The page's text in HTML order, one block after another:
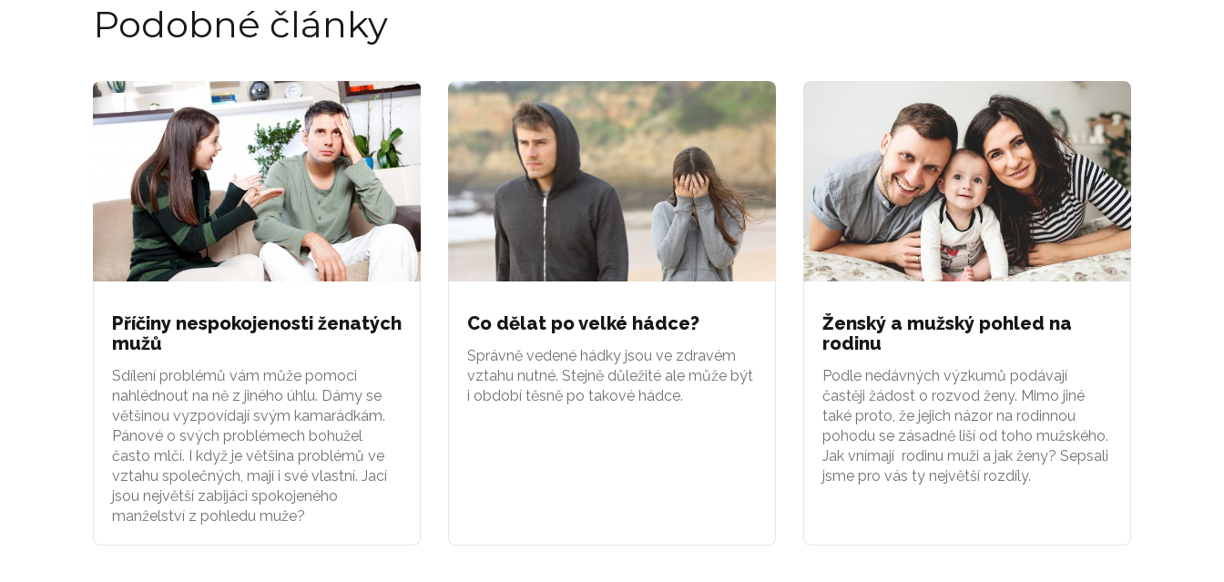
Podobné články
Příčiny nespokojenosti ženatých
mužů
Sdílení problémů vám může pomoci
nahlédnout na ně z jiného úhlu. Dámy se
většinou vyzpovídají svým kamarádkám.
Pánové o svých problémech bohužel
často mlčí. I když je většina problémů ve
vztahu společných, mají i své vlastní. Jací
jsou největší zabijáci spokojeného
manželství z pohledu muže?
Co dělat po velké hádce?
Správně vedené hádky jsou ve zdravém
vztahu nutné. Stejně důležité ale může být
i období těsně po takové hádce.
Ženský a mužský pohled na
rodinu
Podle nedávných výzkumů podávají
častěji žádost o rozvod ženy. Mimo jiné
také proto, že jejich názor na rodinnou
pohodu se zásadně liší od toho mužského.
Jak vnímají rodinu muži a jak ženy? Sepsali
jsme pro vás ty největší rozdíly.